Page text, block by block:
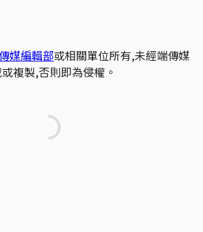
媒編輯部或相關單位所有,未經端傳媒
複製,否則即為侵權。